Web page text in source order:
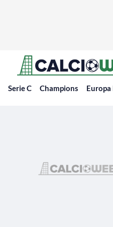
Serie C Champions Europa